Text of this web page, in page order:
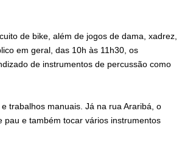
de bike, além de jogos de dama, xadrez,
em geral, das 10h às 11h30, os
de instrumentos de percussão como
trabalhos manuais. Já na rua Araribá, o
e também tocar vários instrumentos